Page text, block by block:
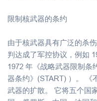
限制核武器的条约
由于核武器具有广泛的杀
判达成了军控协议，例如
1972 年《战略武器限制条
器条约》(START) ）。 《
武器的扩散。 它将五个